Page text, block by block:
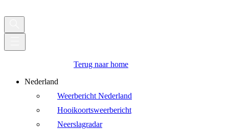
Terug naar home
Nederland
Weerbericht Nederland
Hooikoortsweerbericht
Neerslagradar